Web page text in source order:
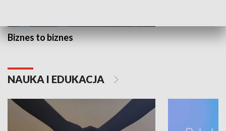
Biznes to biznes
NAUKA I EDUKACJA